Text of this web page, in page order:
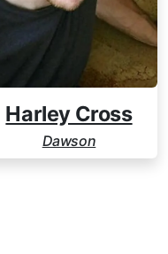
Harley Cross
Dawson